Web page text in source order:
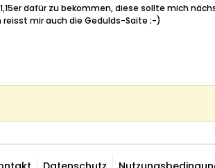
dafür zu bekommen, diese sollte mich
mir auch die Gedulds-Saite ;-)